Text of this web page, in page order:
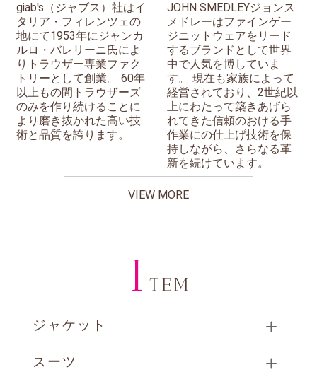
giab's（ジャブス）社はイ
タリア・フィレンツェの
地にて1953年にジャンカ
ルロ・バレリーニ氏によ
りトラウザー専業ファク
トリーとして創業。 60年
以上もの間トラウザーズ
のみを作り続けることに
より磨き抜かれた高い技
術と品質を誇ります。
JOHN SMEDLEYジョンス
メドレーはファインゲー
ジニットウェアをリード
するブランドとして世界
中で人気を博していま
す。 現在も家族によって
経営されており、2世紀以
上にわたって築きあげら
れてきた信頼のおける手
作業にの仕上げ技術を保
持しながら、さらなる革
新を続けています。
VIEW MORE
I TEM
ジャケット
スーツ